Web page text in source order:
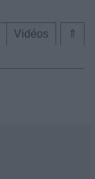
⇑
Vidéos